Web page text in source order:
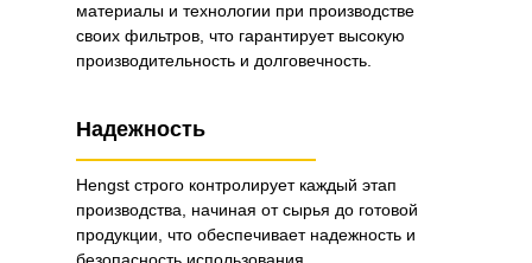
Надежность
материалы и технологии при производстве
своих фильтров, что гарантирует высокую
производительность и долговечность.
Hengst строго контролирует каждый этап
производства, начиная от сырья до готовой
продукции, что обеспечивает надежность и